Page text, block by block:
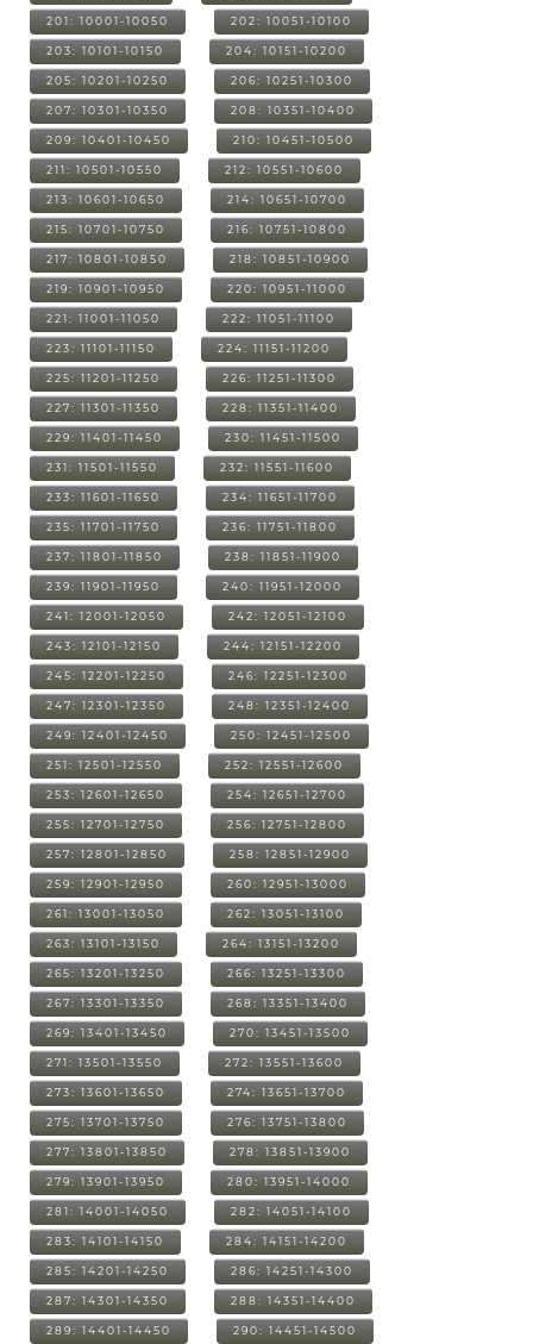
201: 10001-10050 202: 10051-10100
203: 10101-10150 204: 10151-10200
205: 10201-10250 206: 10251-10300
207: 10301-10350 208: 10351-10400
209: 10401-10450 210: 10451-10500
211: 10501-10550 212: 10551-10600
213: 10601-10650 214: 10651-10700
215: 10701-10750 216: 10751-10800
217: 10801-10850 218: 10851-10900
219: 10901-10950 220: 10951-11000
221: 11001-11050 222: 11051-11100
223: 11101-11150 224: 11151-11200
225: 11201-11250 226: 11251-11300
227: 11301-11350 228: 11351-11400
229: 11401-11450 230: 11451-11500
231: 11501-11550 232: 11551-11600
233: 11601-11650 234: 11651-11700
235: 11701-11750 236: 11751-11800
237: 11801-11850 238: 11851-11900
239: 11901-11950 240: 11951-12000
241: 12001-12050 242: 12051-12100
243: 12101-12150 244: 12151-12200
245: 12201-12250 246: 12251-12300
247: 12301-12350 248: 12351-12400
249: 12401-12450 250: 12451-12500
251: 12501-12550 252: 12551-12600
253: 12601-12650 254: 12651-12700
255: 12701-12750 256: 12751-12800
257: 12801-12850 258: 12851-12900
259: 12901-12950 260: 12951-13000
261: 13001-13050 262: 13051-13100
263: 13101-13150 264: 13151-13200
265: 13201-13250 266: 13251-13300
267: 13301-13350 268: 13351-13400
269: 13401-13450 270: 13451-13500
271: 13501-13550 272: 13551-13600
273: 13601-13650 274: 13651-13700
275: 13701-13750 276: 13751-13800
277: 13801-13850 278: 13851-13900
279: 13901-13950 280: 13951-14000
281: 14001-14050 282: 14051-14100
283: 14101-14150 284: 14151-14200
285: 14201-14250 286: 14251-14300
287: 14301-14350 288: 14351-14400
289: 14401-14450 290: 14451-14500